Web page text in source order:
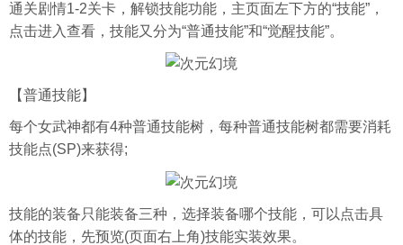
通关剧情1-2关卡，解锁技能功能，主页面左下方的“技能”，
点击进入查看，技能又分为“普通技能”和“觉醒技能”。
【普通技能】
每个女武神都有4种普通技能树，每种普通技能树都需要消耗
技能点(SP)来获得;
技能的装备只能装备三种，选择装备哪个技能，可以点击具
体的技能，先预览(页面右上角)技能实装效果。